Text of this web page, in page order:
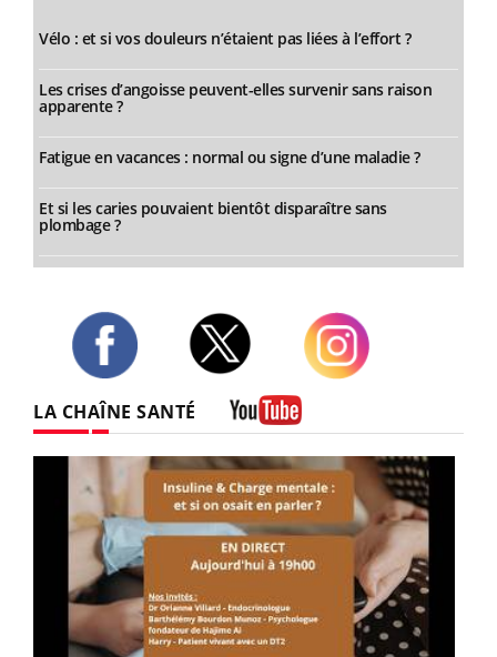
Vélo : et si vos douleurs n’étaient pas liées à l’effort ?
Les crises d’angoisse peuvent-elles survenir sans raison
apparente ?
Fatigue en vacances : normal ou signe d’une maladie ?
Et si les caries pouvaient bientôt disparaître sans
plombage ?
LA CHAÎNE SANTÉ